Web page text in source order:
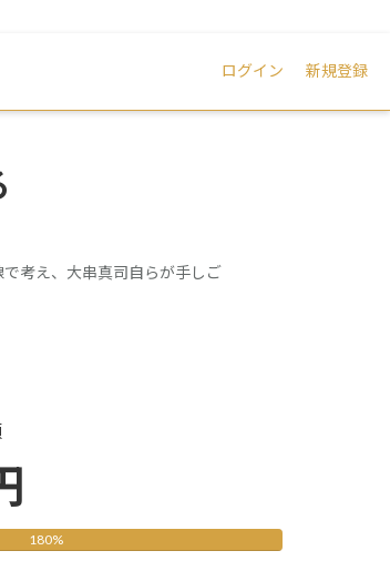
ログイン 新規登録
考え、大串真司自らが手しご
180%